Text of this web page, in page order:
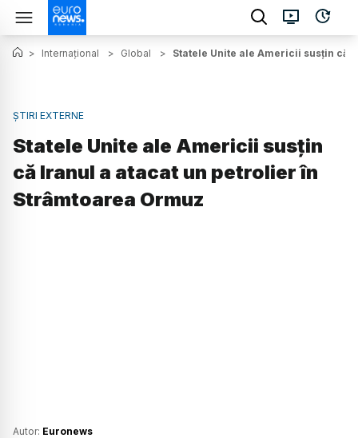
> Internațional > Global > Statele Unite ale Americii susțin că
ȘTIRI EXTERNE
Statele Unite ale Americii susțin
că Iranul a atacat un petrolier în
Strâmtoarea Ormuz
Autor: Euronews